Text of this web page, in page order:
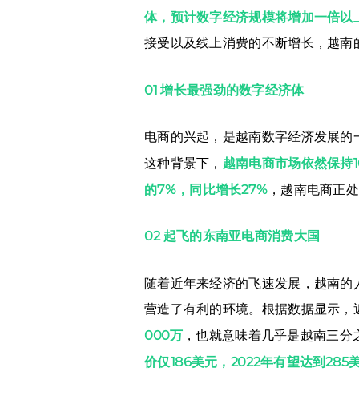
体，预计数字经济规模将增加一倍
接受以及线上消费的不断增长，越
01 增长最强劲的数字经济体
电商的兴起，是越南数字经济发展
这种背景下， 越南电商市场依然保持
的7%，同比增长27%，越南电商正
02 起飞的东南亚电商消费大国
随着近年来经济的飞速发展，越南
营造了有利的环境。根据数据显示，
000万 ，也就意味着几乎是越南三
价仅186美元，2022年有望达到285